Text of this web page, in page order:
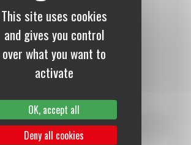
12 mois :99,00 €
Numérique
S’abonner au journal
This site uses cookies
and gives you control
over what you want to
activate
OK, accept all
Deny all cookies